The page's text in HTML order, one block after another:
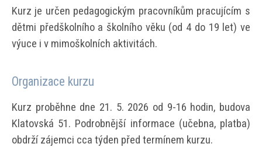
Kurz je určen pedagogickým pracovníkům pracujícím s
dětmi předškolního a školního věku (od 4 do 19 let) ve
výuce i v mimoškolních aktivitách.
Organizace kurzu
Kurz proběhne dne 21. 5. 2026 od 9-16 hodin, budova
Klatovská 51. Podrobnější informace (učebna, platba)
obdrží zájemci cca týden před termínem kurzu.